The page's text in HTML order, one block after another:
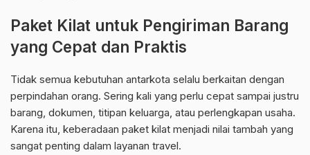
Paket Kilat untuk Pengiriman Barang
yang Cepat dan Praktis
Tidak semua kebutuhan antarkota selalu berkaitan dengan
perpindahan orang. Sering kali yang perlu cepat sampai justru
barang, dokumen, titipan keluarga, atau perlengkapan usaha.
Karena itu, keberadaan paket kilat menjadi nilai tambah yang
sangat penting dalam layanan travel.